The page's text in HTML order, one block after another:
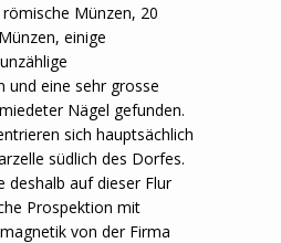
Münzen, 20
einige
und eine sehr grosse
Nägel gefunden.
sich hauptsächlich
südlich des Dorfes.
deshalb auf dieser Flur
Prospektion mit
von der Firma